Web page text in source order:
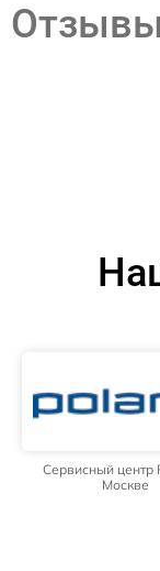
Сервисный центр
Москве